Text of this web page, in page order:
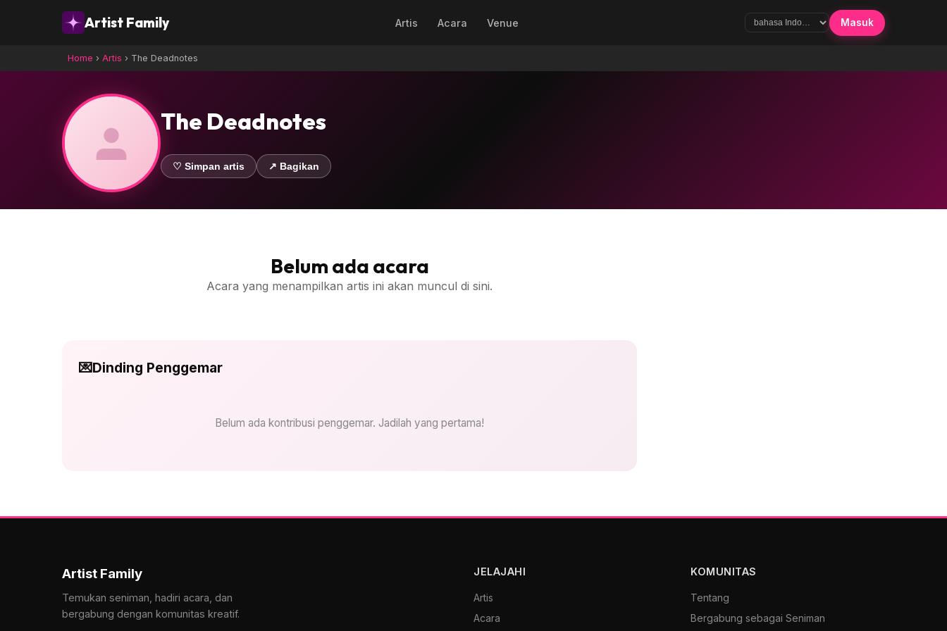
Artist Family Artis Acara Venue Masuk
Home › Artis › The Deadnotes
The Deadnotes
♡ Simpan artis ↗ Bagikan
Belum ada acara
Acara yang menampilkan artis ini akan muncul di sini.
💌Dinding Penggemar
Belum ada kontribusi penggemar. Jadilah yang pertama!
Artist Family
Temukan seniman, hadiri acara, dan
bergabung dengan komunitas kreatif.
JELAJAHI
Artis
Acara
KOMUNITAS
Tentang
Bergabung sebagai Seniman